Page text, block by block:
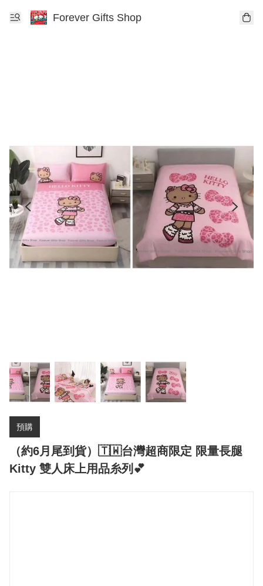
Forever Gifts Shop
預購
（約6月尾到貨）🇹🇼台灣超商限定 限量長腿
Kitty 雙人床上用品糸列💕